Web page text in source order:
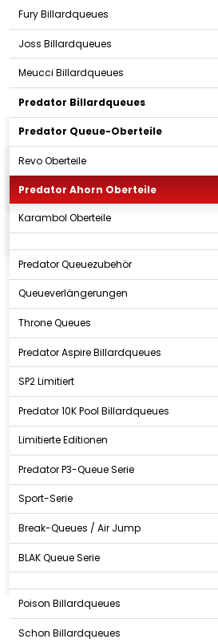
Fury Billardqueues
Joss Billardqueues
Meucci Billardqueues
Predator Billardqueues
Predator Queue-Oberteile
Revo Oberteile
Predator Ahorn Oberteile
Karambol Oberteile
Predator Queuezubehör
Queueverlängerungen
Throne Queues
Predator Aspire Billardqueues
SP2 Limitiert
Predator 10K Pool Billardqueues
Limitierte Editionen
Predator P3-Queue Serie
Sport-Serie
Break-Queues / Air Jump
BLAK Queue Serie
Poison Billardqueues
Schon Billardqueues